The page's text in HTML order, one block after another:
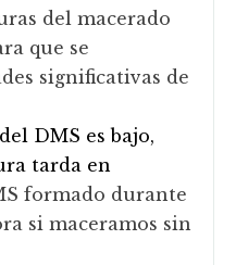
del macerado
que se
significativas de
DMS es bajo,
tarda en
formado durante
si maceramos sin